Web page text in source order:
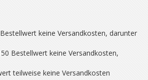
keine Versandkosten, darunter
Bestellwert keine Versandkosten,
teilweise keine Versandkosten